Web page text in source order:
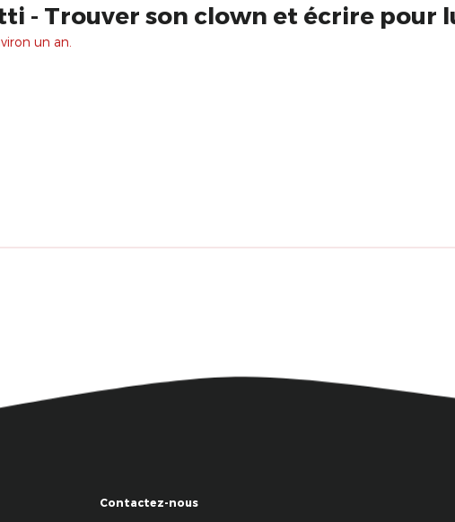
- Trouver son clown et écrire pour
un an.
Contactez-nous